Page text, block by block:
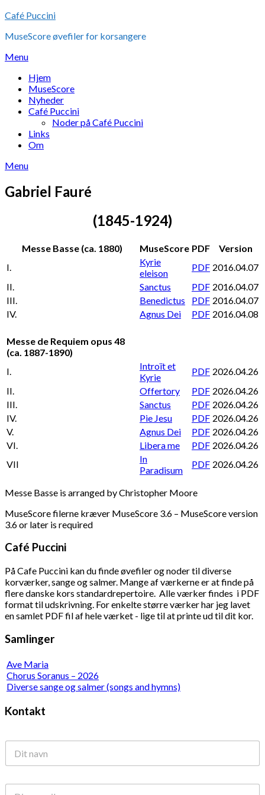
Skip
content
Café Puccini
MuseScore øvefiler for korsangere
Menu
Hjem
MuseScore
Nyheder
Café Puccini
Noder på Café Puccini
Links
Om
Menu
Gabriel Fauré
(1845-1924)
Messe Basse (ca. 1880) MuseScore PDF
Version
I.
Kyrie
eleison
PDF 2016.04.07
II.
Sanctus PDF 2016.04.07
III.
Benedictus PDF 2016.04.07
IV.
Agnus Dei PDF 2016.04.08
Messe de Requiem opus 48
(ca. 1887-1890)
I.
Introït et
Kyrie
PDF 2026.04.26
II.
Offertory PDF 2026.04.26
III.
Sanctus PDF 2026.04.26
IV.
Pie Jesu PDF 2026.04.26
V.
Agnus Dei PDF 2026.04.26
VI.
Libera me PDF 2026.04.26
VII
In
Paradisum
PDF 2026.04.26
Messe Basse is arranged by Christopher Moore
MuseScore filerne kræver MuseScore 3.6 – MuseScore version
3.6 or later is required
Café Puccini
På Cafe Puccini kan du finde øvefiler og noder til diverse
korværker, sange og salmer. Mange af værkerne er at finde på
flere danske kors standardrepertoire. Alle værker findes i PDF
format til udskrivning. For enkelte større værker har jeg lavet
en samlet PDF fil af hele værket - lige til at printe ud til dit kor.
Samlinger
Ave Maria
Chorus Soranus – 2026
Diverse sange og salmer (songs and hymns)
Kontakt
v